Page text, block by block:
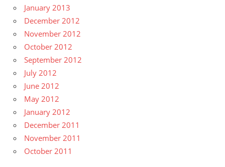
January 2013
December 2012
November 2012
October 2012
September 2012
July 2012
June 2012
May 2012
January 2012
December 2011
November 2011
October 2011